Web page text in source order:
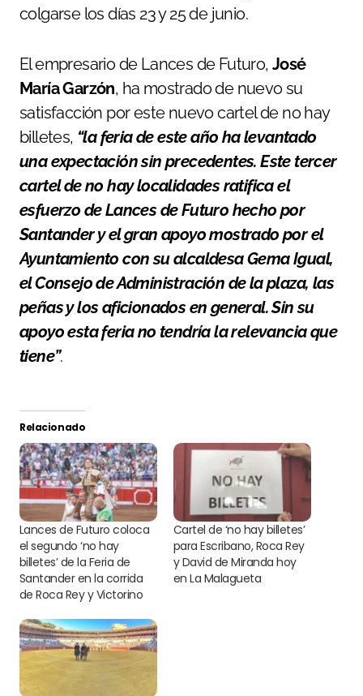
colgarse los días 23 y 25 de junio.
El empresario de Lances de Futuro, José
María Garzón, ha mostrado de nuevo su
satisfacción por este nuevo cartel de no hay
billetes, “la feria de este año ha levantado
una expectación sin precedentes. Este tercer
cartel de no hay localidades ratifica el
esfuerzo de Lances de Futuro hecho por
Santander y el gran apoyo mostrado por el
Ayuntamiento con su alcaldesa Gema Igual,
el Consejo de Administración de la plaza, las
peñas y los aficionados en general. Sin su
apoyo esta feria no tendría la relevancia que
tiene”.
Relacionado
Lances de Futuro coloca
el segundo ‘no hay
billetes’ de la Feria de
Santander en la corrida
de Roca Rey y Victorino
Cartel de ‘no hay billetes’
para Escribano, Roca Rey
y David de Miranda hoy
en La Malagueta